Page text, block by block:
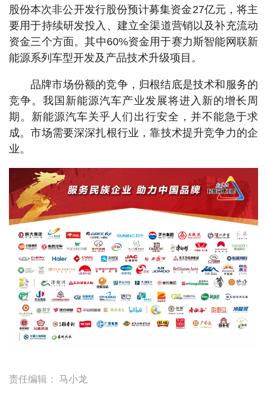
股份本次非公开发行股份预计募集资金27亿元，将主
要用于持续研发投入、建立全渠道营销以及补充流动
资金三个方面。其中60%资金用于赛力斯智能网联新
能源系列车型开发及产品技术升级项目。
品牌市场份额的竞争，归根结底是技术和服务的
竞争。我国新能源汽车产业发展将进入新的增长周
期。新能源汽车关乎人们出行安全，并不能急于求
成。市场需要深深扎根行业，靠技术提升竞争力的企
业。
责任编辑： 马小龙